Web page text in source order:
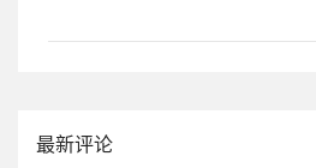
最新评论